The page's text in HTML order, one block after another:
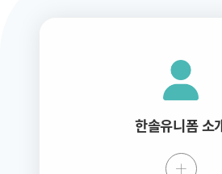
한솔유니폼 소